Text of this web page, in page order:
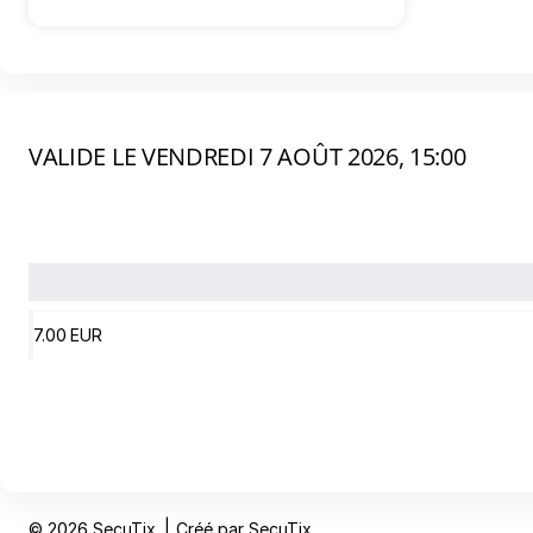
VALIDE LE VENDREDI 7 AOÛT 2026, 15:00
7.00 EUR
Pied
© 2026 SecuTix Créé par SecuTix